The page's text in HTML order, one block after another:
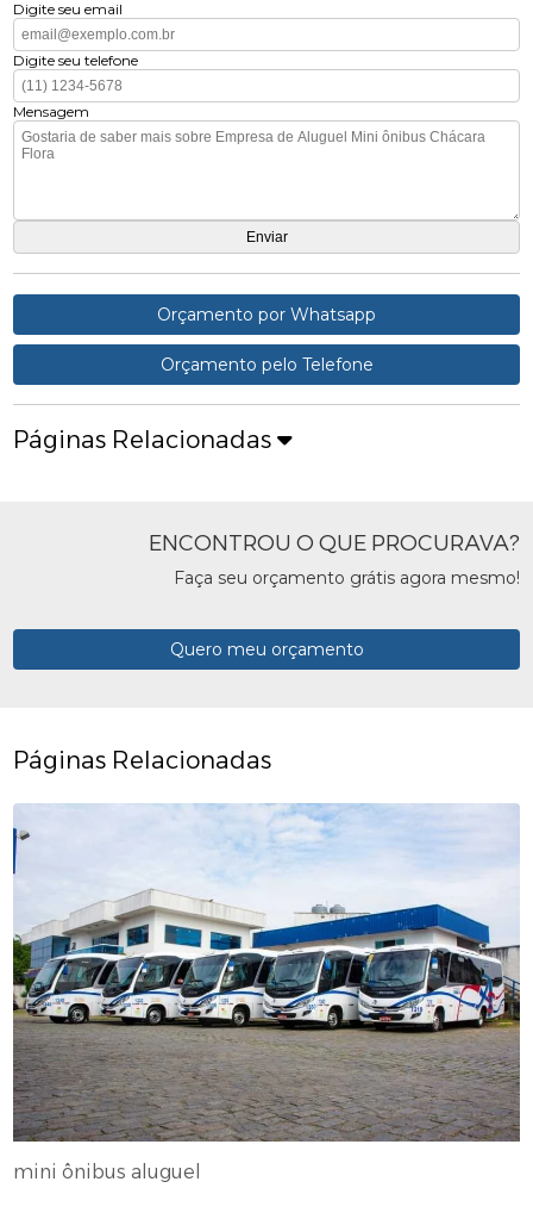
Digite seu email
Digite seu telefone
Mensagem
Orçamento por Whatsapp
Orçamento pelo Telefone
Páginas Relacionadas
ENCONTROU O QUE PROCURAVA?
Faça seu orçamento grátis agora mesmo!
Quero meu orçamento
Páginas Relacionadas
mini ônibus aluguel